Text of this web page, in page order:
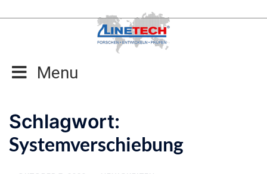
Inhalt
Menu
Schlagwort:
Systemverschiebung